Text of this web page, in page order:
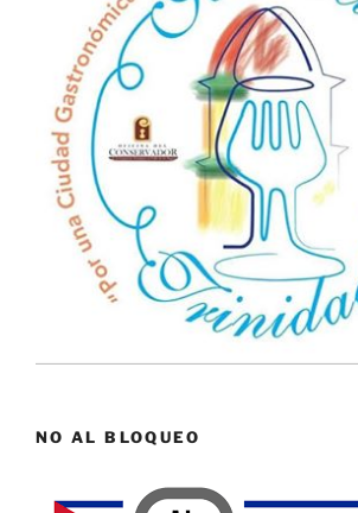
NO AL BLOQUEO